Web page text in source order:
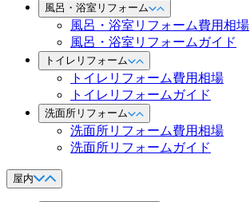
風呂・浴室リフォーム
風呂・浴室リフォーム費用相場
風呂・浴室リフォームガイド
トイレリフォーム
トイレリフォーム費用相場
トイレリフォームガイド
洗面所リフォーム
洗面所リフォーム費用相場
洗面所リフォームガイド
屋内